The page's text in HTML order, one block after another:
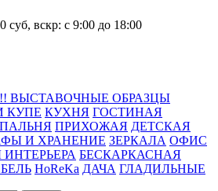
суб, вскр: с 9:00 до 18:00
ВЫСТАВОЧНЫЕ ОБРАЗЦЫ
КУПЕ КУХНЯ ГОСТИНАЯ
ПРИХОЖАЯ ДЕТСКАЯ
И ХРАНЕНИЕ ЗЕРКАЛА ОФИС
БЕСКАРКАСНАЯ
HoReKa ДАЧА ГЛАДИЛЬНЫЕ